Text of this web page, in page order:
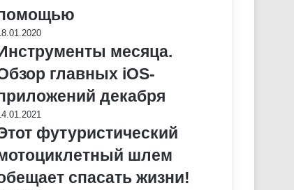
месяца.
главных iOS-
декабря
футуристический
шлем
спасать жизни!